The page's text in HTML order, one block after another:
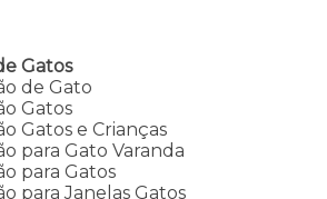
Gatos
de Gato
Gatos
Gatos e Crianças
para Gato Varanda
para Gatos
para Janelas Gatos